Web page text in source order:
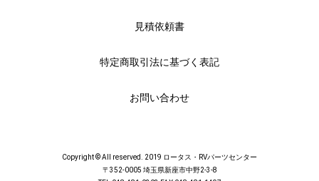
見積依頼書
特定商取引法に基づく表記
お問い合わせ
Copyright © All reserved. 2019 ロータス・RVパーツセンター
〒352-0005 埼玉県新座市中野2-3-8